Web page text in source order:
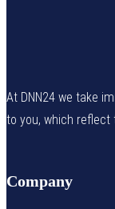
At DNN24 we take
to you, which reflect
Company